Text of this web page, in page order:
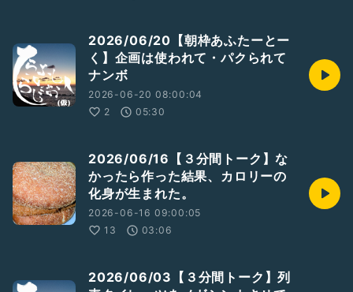
2026/06/20【朝枠あふたーとー
く】企画は使われて・パクられて
ナンボ
2026-06-20 08:00:04
2
05:30
2026/06/16【３分間トーク】な
かったら作った結果、カロリーの
化身が生まれた。
2026-06-16 09:00:05
13
03:06
2026/06/03【３分間トーク】列